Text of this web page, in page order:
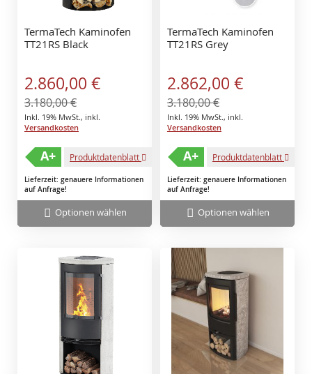
TermaTech Kaminofen
TT21RS Black
Sonderangebot
2.860,00 €
3.180,00 €
Inkl. 19% MwSt., inkl.
Versandkosten
Produktdatenblatt
A+
Lieferzeit: genauere Informationen
auf Anfrage!
Optionen wählen
TermaTech Kaminofen
TT21RS Grey
Sonderangebot
2.862,00 €
3.180,00 €
Inkl. 19% MwSt., inkl.
Versandkosten
Produktdatenblatt
A+
Lieferzeit: genauere Informationen
auf Anfrage!
Optionen wählen